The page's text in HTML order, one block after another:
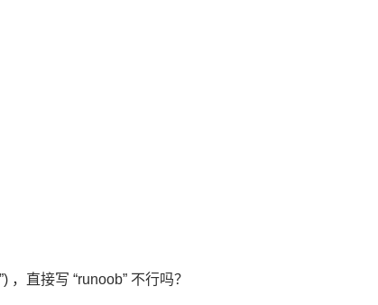
直接写 “runoob” 不行吗？